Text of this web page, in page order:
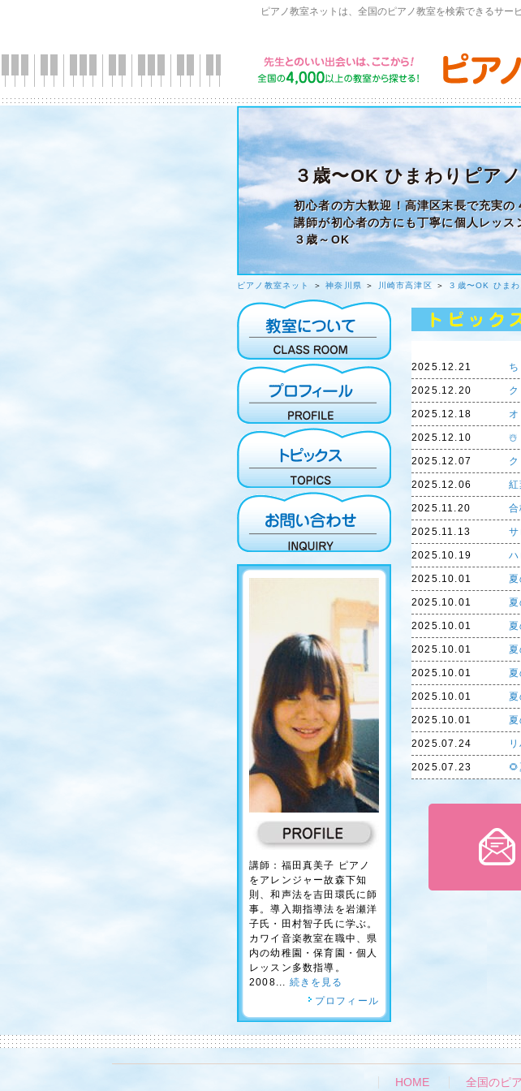
ピアノ教室ネットは、全国のピアノ教室を検索できるサー
３歳〜OK ひまわりピア
初心者の方大歓迎！高津区末長で充実
講師が初心者の方にも丁寧に個人レッ
３歳～OK
ピアノ教室ネット ＞神奈川県 ＞ 川崎市高津区 ＞ ３歳〜OK ひま
講師：福田真美子 ピアノ
をアレンジャー故森下知
則、和声法を吉田環氏に師
事。導入期指導法を岩瀬洋
子氏・田村智子氏に学ぶ。
カワイ音楽教室在職中、県
内の幼稚園・保育園・個人
レッスン多数指導。
2008... 続きを見る
プロフィール
2025.12.21
2025.12.20
2025.12.18
2025.12.10 ☃️
2025.12.07
2025.12.06
2025.11.20
2025.11.13
2025.10.19 ハ
2025.10.01
2025.10.01
2025.10.01
2025.10.01
2025.10.01
2025.10.01
2025.10.01
2025.07.24
2025.07.23
HOME 全国のピ